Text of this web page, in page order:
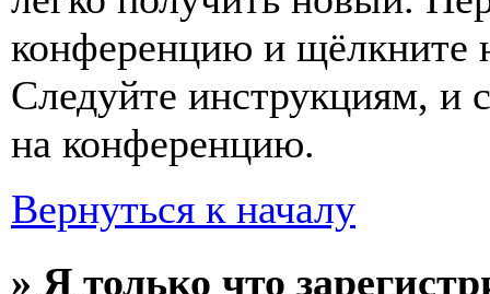
конференцию и щёлкните
Следуйте инструкциям, и
на конференцию.
Вернуться к началу
» Я только что